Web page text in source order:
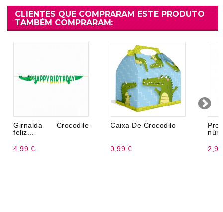
CLIENTES QUE COMPRARAM ESTE PRODUTO
TAMBÉM COMPRARAM:
Girnalda Crocodile
feliz...
4,99 €
Caixa De Crocodilo
0,99 €